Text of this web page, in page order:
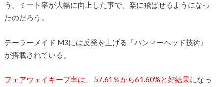
う。ミート率が大幅に向上した事で、楽に飛ばせるようになっ
たのだろう。
テーラーメイド M3には反発を上げる『ハンマーヘッド技術』
が搭載されている。
フェアウェイキープ率は、 57.61％から61.60%と好結果になっ